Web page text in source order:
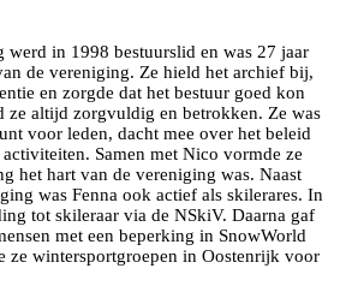
werd in 1998 bestuurslid en was 27 jaar
de vereniging. Ze hield het archief bij,
en zorgde dat het bestuur goed kon
ze altijd zorgvuldig en betrokken. Ze was
voor leden, dacht mee over het beleid
Samen met Nico vormde ze
het hart van de vereniging was. Naast
was Fenna ook actief als skilerares. In
tot skileraar via de NSkiV. Daarna gaf
met een beperking in SnowWorld
ze wintersportgroepen in Oostenrijk voor